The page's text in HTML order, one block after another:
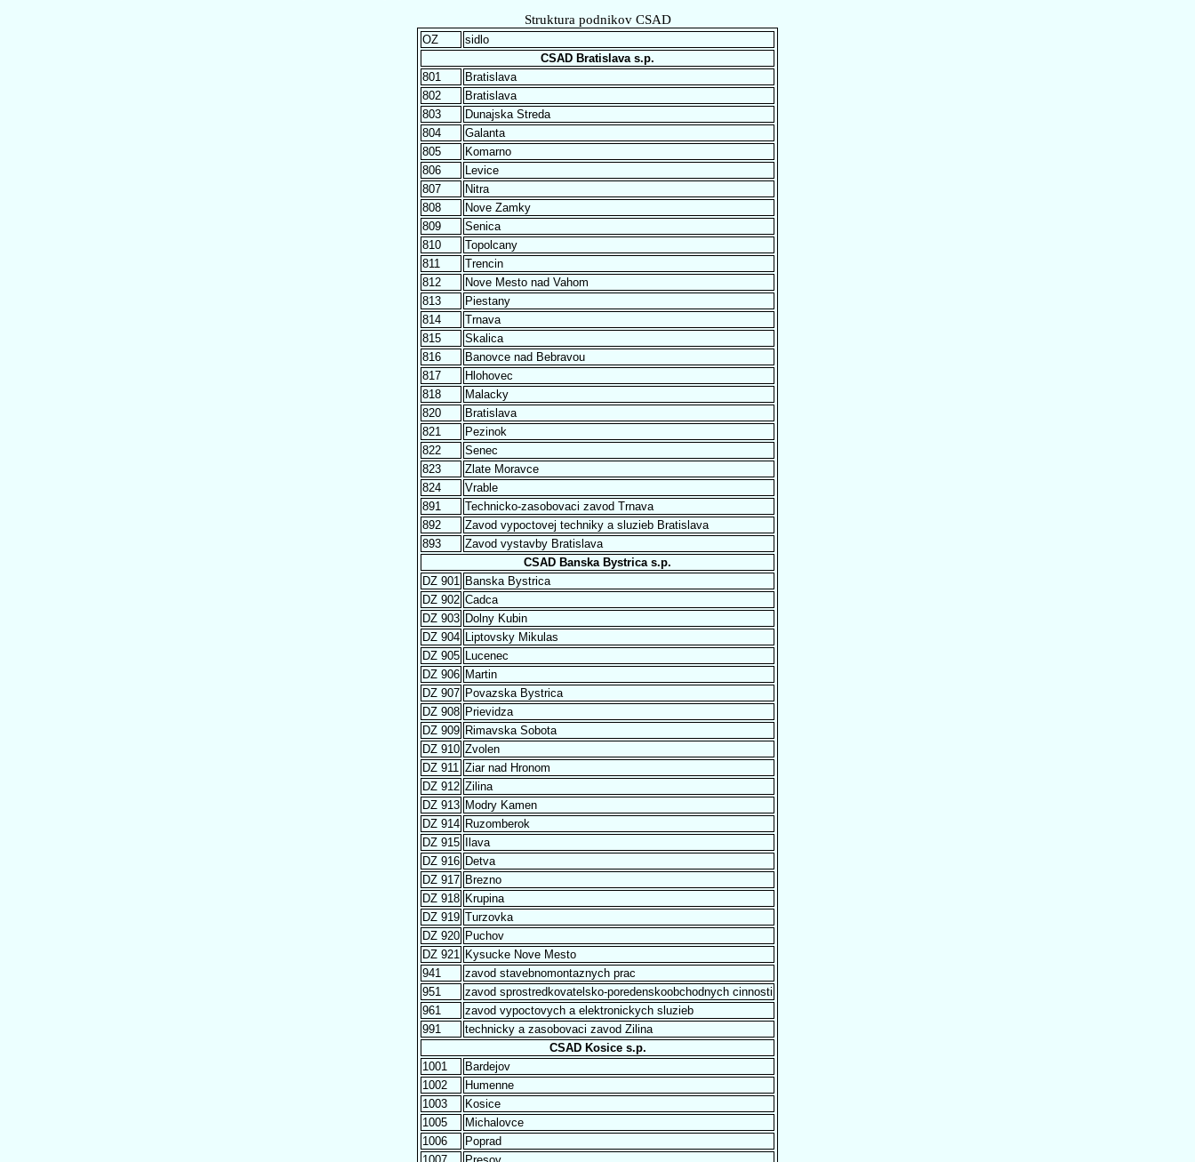
Struktura podnikov CSAD
OZ
sidlo
CSAD Bratislava s.p.
801
Bratislava
802
Bratislava
803
Dunajska Streda
804
Galanta
805
Komarno
806
Levice
807
Nitra
808
Nove Zamky
809
Senica
810
Topolcany
811
Trencin
812
Nove Mesto nad Vahom
813
Piestany
814
Trnava
815
Skalica
816
Banovce nad Bebravou
817
Hlohovec
818
Malacky
820
Bratislava
821
Pezinok
822
Senec
823
Zlate Moravce
824
Vrable
891
Technicko-zasobovaci zavod Trnava
892
Zavod vypoctovej techniky a sluzieb Bratislava
893
Zavod vystavby Bratislava
CSAD Banska Bystrica s.p.
DZ 901 Banska Bystrica
DZ 902 Cadca
DZ 903 Dolny Kubin
DZ 904 Liptovsky Mikulas
DZ 905 Lucenec
DZ 906 Martin
DZ 907 Povazska Bystrica
DZ 908 Prievidza
DZ 909 Rimavska Sobota
DZ 910 Zvolen
DZ 911 Ziar nad Hronom
DZ 912 Zilina
DZ 913 Modry Kamen
DZ 914 Ruzomberok
DZ 915
Ilava
DZ 916 Detva
DZ 917 Brezno
DZ 918 Krupina
DZ 919 Turzovka
DZ 920 Puchov
DZ 921 Kysucke Nove Mesto
941
zavod stavebnomontaznych prac
951
zavod sprostredkovatelsko-poredenskoobchodnych cinnosti
961
zavod vypoctovych a elektronickych sluzieb
991
technicky a zasobovaci zavod Zilina
CSAD Kosice s.p.
1001
Bardejov
1002
Humenne
1003
Kosice
1005
Michalovce
1006
Poprad